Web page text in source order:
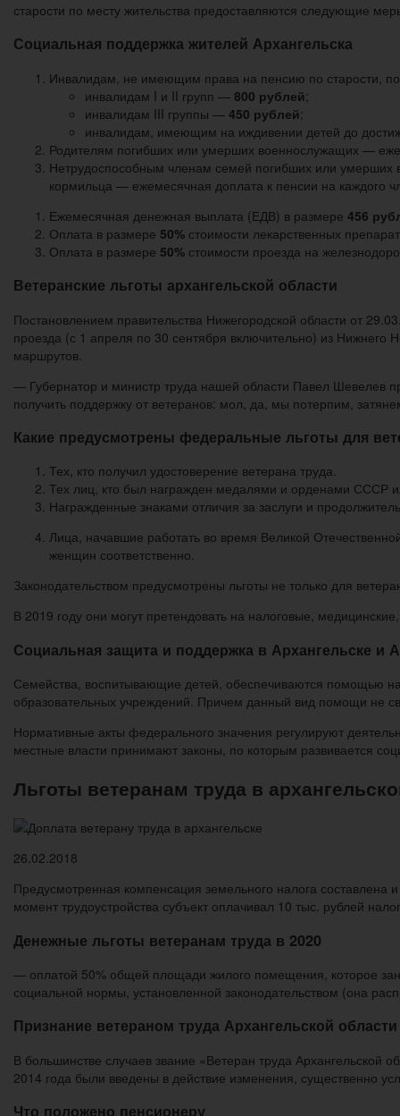
старости по месту жительства предоставляются следующие
Социальная поддержка жителей Архангельска
Инвалидам, не имеющим права на пенсию по старости,
инвалидам I и II групп — 800 рублей;
инвалидам III группы — 450 рублей;
инвалидам, имеющим на иждивении детей до
Родителям погибших или умерших военнослужащих —
Нетрудоспособным членам семей погибших или
кормильца — ежемесячная доплата к пенсии на каждого
Ежемесячная денежная выплата (ЕДВ) в размере 456
Оплата в размере 50% стоимости лекарственных
Оплата в размере 50% стоимости проезда на
Ветеранские льготы архангельской области
Постановлением правительства Нижегородской области от
проезда (с 1 апреля по 30 сентября включительно) из Нижнего
маршрутов.
— Губернатор и министр труда нашей области Павел Шевелев
получить поддержку от ветеранов: мол, да, мы потерпим,
Какие предусмотрены федеральные льготы для
Тех, кто получил удостоверение ветерана труда.
Тех лиц, кто был награжден медалями и орденами СССР
Награжденные знаками отличия за заслуги и
Лица, начавшие работать во время Великой
женщин соответственно.
Законодательством предусмотрены льготы не только для
В 2019 году они могут претендовать на налоговые,
Социальная защита и поддержка в Архангельске и
Семейства, воспитывающие детей, обеспечиваются помощью
образовательных учреждений. Причем данный вид помощи не
Нормативные акты федерального значения регулируют
местные власти принимают законы, по которым развивается
Льготы ветеранам труда в
26.02.2018
Предусмотренная компенсация земельного налога составлена
момент трудоустройства субъект оплачивал 10 тыс. рублей
Денежные льготы ветеранам труда в 2020
— оплатой 50% общей площади жилого помещения, которое
социальной нормы, установленной законодательством (она
Признание ветераном труда Архангельской области
В большинстве случаев звание «Ветеран труда Архангельской
2014 года были введены в действие изменения, существенно
Что положено пенсионеру